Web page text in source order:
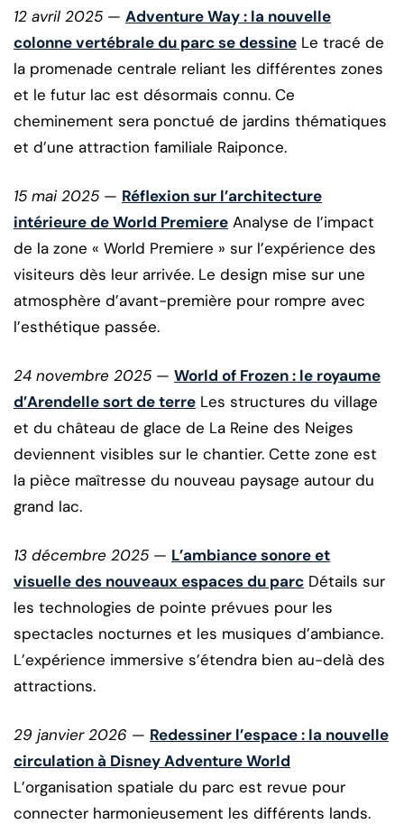
12 avril 2025 — Adventure Way : la nouvelle
colonne vertébrale du parc se dessine Le tracé de
la promenade centrale reliant les différentes zones
et le futur lac est désormais connu. Ce
cheminement sera ponctué de jardins thématiques
et d’une attraction familiale Raiponce.
15 mai 2025 — Réflexion sur l’architecture
intérieure de World Premiere Analyse de l’impact
de la zone « World Premiere » sur l’expérience des
visiteurs dès leur arrivée. Le design mise sur une
atmosphère d’avant-première pour rompre avec
l’esthétique passée.
24 novembre 2025 — World of Frozen : le royaume
d’Arendelle sort de terre Les structures du village
et du château de glace de La Reine des Neiges
deviennent visibles sur le chantier. Cette zone est
la pièce maîtresse du nouveau paysage autour du
grand lac.
13 décembre 2025 — L’ambiance sonore et
visuelle des nouveaux espaces du parc Détails sur
les technologies de pointe prévues pour les
spectacles nocturnes et les musiques d’ambiance.
L’expérience immersive s’étendra bien au-delà des
attractions.
29 janvier 2026 — Redessiner l’espace : la nouvelle
circulation à Disney Adventure World
L’organisation spatiale du parc est revue pour
connecter harmonieusement les différents lands.